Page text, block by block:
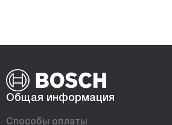
Общая информация
Способы оплаты